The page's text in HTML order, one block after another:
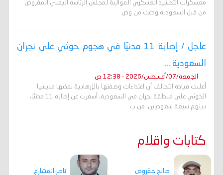
معسكرات التحشيد العسكري الموالية لمجلس الرئاسة اليمني المفروض
من قبل السعودية ودعت من وص
عاجل / إصابة 11 مدنيًا في هجوم حوثي على نجران
السعودية ...
الجمعة/07/أغسطس/2026 - 12:38 ص
أعلنت قيادة التحالف أن اعتداءات وصفتها بالإرهابية نفذتها مليشيا
الحوثي على منطقة نجران في السعودية، أسفرت عن إصابة 11 مدنيًا،
بينهم سبعة سعوديين، من ب
كتابات واقلام
صالح حقروص ناصر المشارع